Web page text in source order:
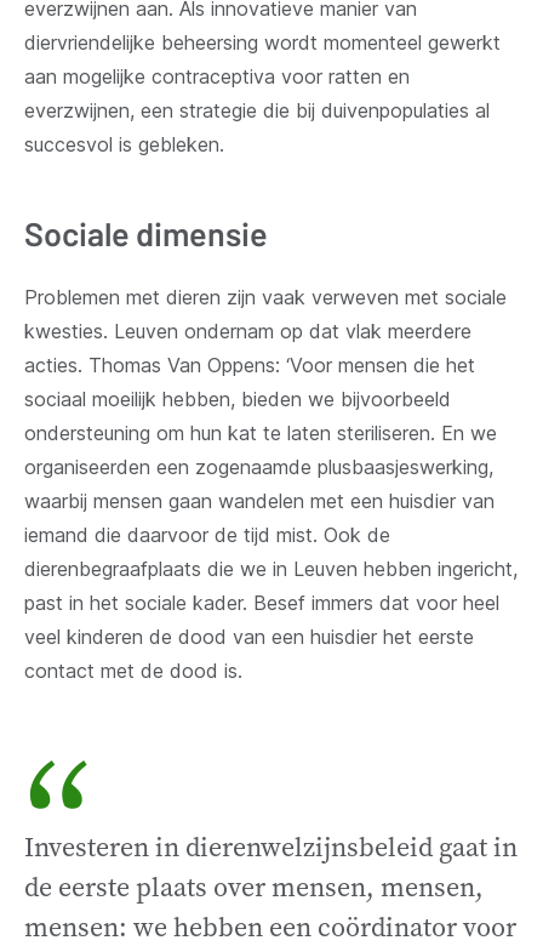
everzwijnen aan. Als innovatieve manier van
diervriendelijke beheersing wordt momenteel gewerkt
aan mogelijke contraceptiva voor ratten en
everzwijnen, een strategie die bij duivenpopulaties al
succesvol is gebleken.
Sociale dimensie
Problemen met dieren zijn vaak verweven met sociale
kwesties. Leuven ondernam op dat vlak meerdere
acties. Thomas Van Oppens: ‘Voor mensen die het
sociaal moeilijk hebben, bieden we bijvoorbeeld
ondersteuning om hun kat te laten steriliseren. En we
organiseerden een zogenaamde plusbaasjeswerking,
waarbij mensen gaan wandelen met een huisdier van
iemand die daarvoor de tijd mist. Ook de
dierenbegraafplaats die we in Leuven hebben ingericht,
past in het sociale kader. Besef immers dat voor heel
veel kinderen de dood van een huisdier het eerste
contact met de dood is.
“
Investeren in dierenwelzijnsbeleid gaat in
de eerste plaats over mensen, mensen,
mensen: we hebben een coördinator voor